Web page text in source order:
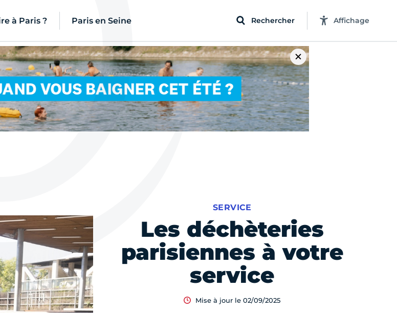
à Paris ? Paris en Seine Rechercher Affichage
Les déchèteries
parisiennes à votre
service
SERVICE
Mise à jour le 02/09/2025